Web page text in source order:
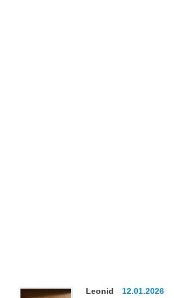
Leonid 12.01.2026